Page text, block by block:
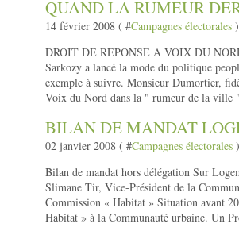
QUAND LA RUMEUR
14 février 2008 ( #Campagnes électorales )
DROIT DE REPONSE A VOIX DU
Sarkozy a lancé la mode du politique
exemple à suivre. Monsieur Dumortier,
Voix du Nord dans la " rumeur de la ville
BILAN DE MANDAT
02 janvier 2008 ( #Campagnes électorales )
Bilan de mandat hors délégation Sur
Slimane Tir, Vice-Président de la
Commission « Habitat » Situation avant
Habitat » à la Communauté urbaine. Un